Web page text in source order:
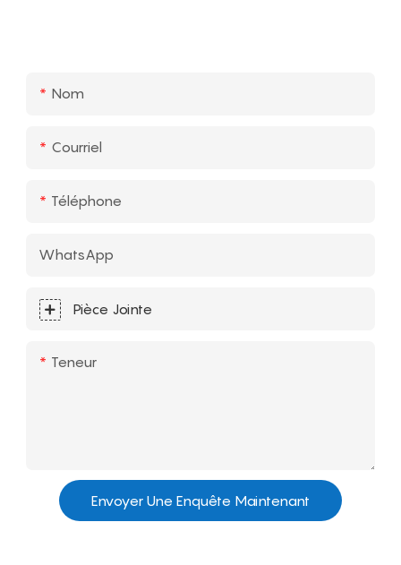
Nom
Courriel
Téléphone
WhatsApp
Pièce Jointe
Teneur
Envoyer Une Enquête Maintenant